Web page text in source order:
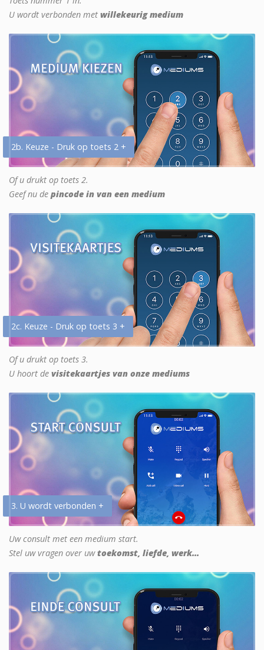
U wordt verbonden met willekeurig medium
2b. Keuze - Druk op toets 2 +
Of u drukt op toets 2.
Geef nu de pincode in van een medium
2c. Keuze - Druk op toets 3 +
Of u drukt op toets 3.
U hoort de visitekaartjes van onze mediums
3. U wordt verbonden +
Uw consult met een medium start.
Stel uw vragen over uwtoekomst, liefde, werk...